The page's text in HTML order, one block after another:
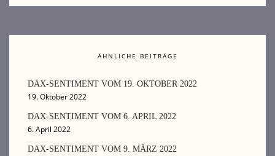
ÄHNLICHE BEITRÄGE
DAX-SENTIMENT VOM 19. OKTOBER 2022
19. Oktober 2022
DAX-SENTIMENT VOM 6. APRIL 2022
6. April 2022
DAX-SENTIMENT VOM 9. MÄRZ 2022